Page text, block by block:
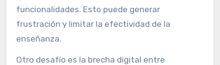
funcionalidades. Esto puede generar
frustración y limitar la efectividad de la
enseñanza.
Otro desafío es la brecha digital entre